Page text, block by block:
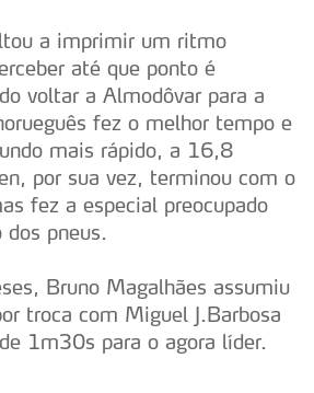
a imprimir um ritmo
até que ponto é
voltar a Almodôvar para a
fez o melhor tempo e
mais rápido, a 16,8
por sua vez, terminou com o
fez a especial preocupado
pneus.
Bruno Magalhães assumiu
troca com Miguel J.Barbosa
1m30s para o agora líder.